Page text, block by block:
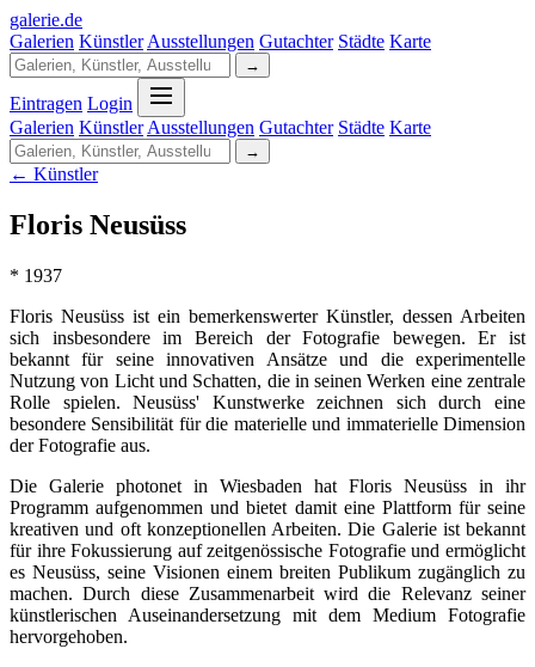
galerie.de
Galerien Künstler Ausstellungen Gutachter Städte Karte
→
Eintragen Login
Galerien Künstler Ausstellungen Gutachter Städte Karte
→
← Künstler
Floris Neusüss
* 1937
Floris Neusüss ist ein bemerkenswerter Künstler, dessen Arbeiten
sich insbesondere im Bereich der Fotografie bewegen. Er ist
bekannt für seine innovativen Ansätze und die experimentelle
Nutzung von Licht und Schatten, die in seinen Werken eine zentrale
Rolle spielen. Neusüss' Kunstwerke zeichnen sich durch eine
besondere Sensibilität für die materielle und immaterielle Dimension
der Fotografie aus.
Die Galerie photonet in Wiesbaden hat Floris Neusüss in ihr
Programm aufgenommen und bietet damit eine Plattform für seine
kreativen und oft konzeptionellen Arbeiten. Die Galerie ist bekannt
für ihre Fokussierung auf zeitgenössische Fotografie und ermöglicht
es Neusüss, seine Visionen einem breiten Publikum zugänglich zu
machen. Durch diese Zusammenarbeit wird die Relevanz seiner
künstlerischen Auseinandersetzung mit dem Medium Fotografie
hervorgehoben.